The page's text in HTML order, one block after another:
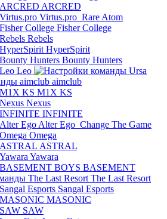
ARCRED
Virtus.pro Rare Atom
Fisher College
Rebels
HyperSpirit
Bounty Hunters
Leo
aimclub
M1X KS
Nexus
INFINITE
Alter Ego Change The Game
Omega
ASTRAL
Yawara
BASEMENT
The Last Resort
Sangal Esports
MASONIC
SAW